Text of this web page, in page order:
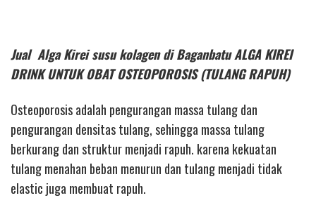
Jual Alga Kirei susu kolagen di Baganbatu ALGA KIREI
DRINK UNTUK OBAT OSTEOPOROSIS (TULANG RAPUH)
Osteoporosis adalah pengurangan massa tulang dan
pengurangan densitas tulang, sehingga massa tulang
berkurang dan struktur menjadi rapuh. karena kekuatan
tulang menahan beban menurun dan tulang menjadi tidak
elastic juga membuat rapuh.